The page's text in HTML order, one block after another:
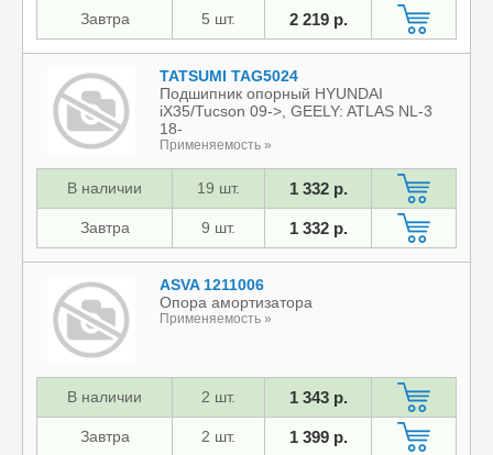
Завтра 5 шт. 2 219 р.
TATSUMI TAG5024
Подшипник опорный HYUNDAI
iX35/Tucson 09->, GEELY: ATLAS NL-3
18-
Применяемость »
В наличии 19 шт. 1 332 р.
Завтра 9 шт. 1 332 р.
ASVA 1211006
Опора амортизатора
Применяемость »
В наличии 2 шт. 1 343 р.
Завтра 2 шт. 1 399 р.